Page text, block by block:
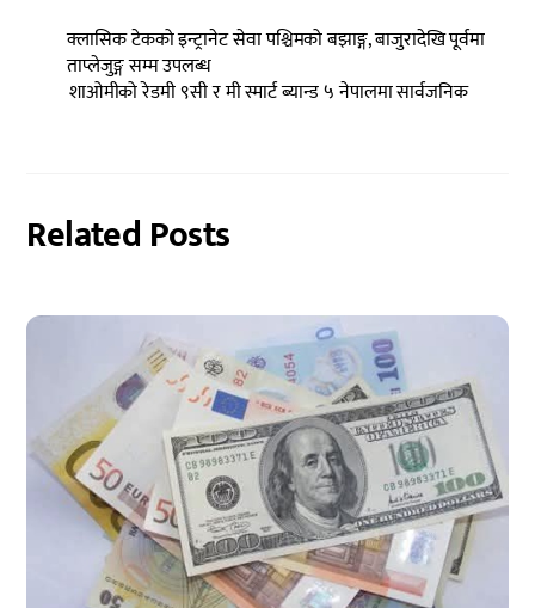
क्लासिक टेकको इन्ट्रानेट सेवा पश्चिमको बझाङ्ग, बाजुरादेखि पूर्वमा
ताप्लेजुङ्ग सम्म उपलब्ध
शाओमीको रेडमी ९सी र मी स्मार्ट ब्यान्ड ५ नेपालमा सार्वजनिक
Related Posts